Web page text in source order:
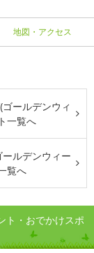
地図・アクセス
ゴールデンウィ
一覧へ
ールデンウィー
覧へ
ト・おでかけスポ